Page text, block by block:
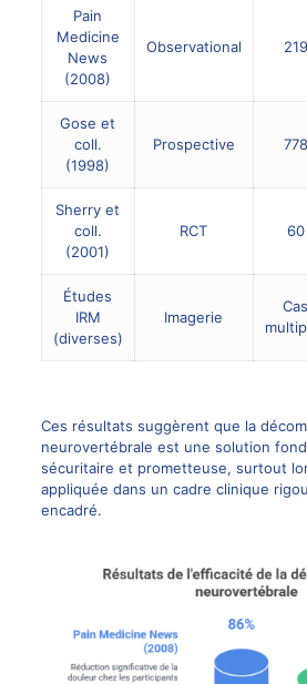
Pain
Medicine
News
(2008)
Observational 219
Gose et
coll.
(1998)
Prospective 778
Sherry et
coll.
(2001)
RCT 60
Études
IRM
(diverses)
Imagerie
Cas
Ces résultats suggèrent que la
neurovertébrale est une solution
sécuritaire et prometteuse, surtout
appliquée dans un cadre clinique
encadré.